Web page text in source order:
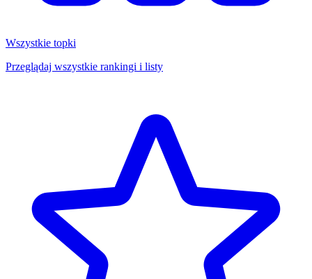
Wszystkie topki
Przeglądaj wszystkie rankingi i listy